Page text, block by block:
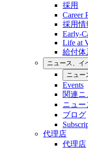
採用
Career
採用情
Early-
Life at
給付体
ニュース、イ
ニュー
Events
関連ニ
ニュー
ブログ
代理店
代理店